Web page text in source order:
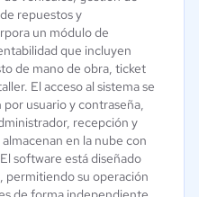
repuestos y
un módulo de
que incluyen
de mano de obra, ticket
El acceso al sistema se
usuario y contraseña,
recepción y
en la nube con
software está diseñado
su operación